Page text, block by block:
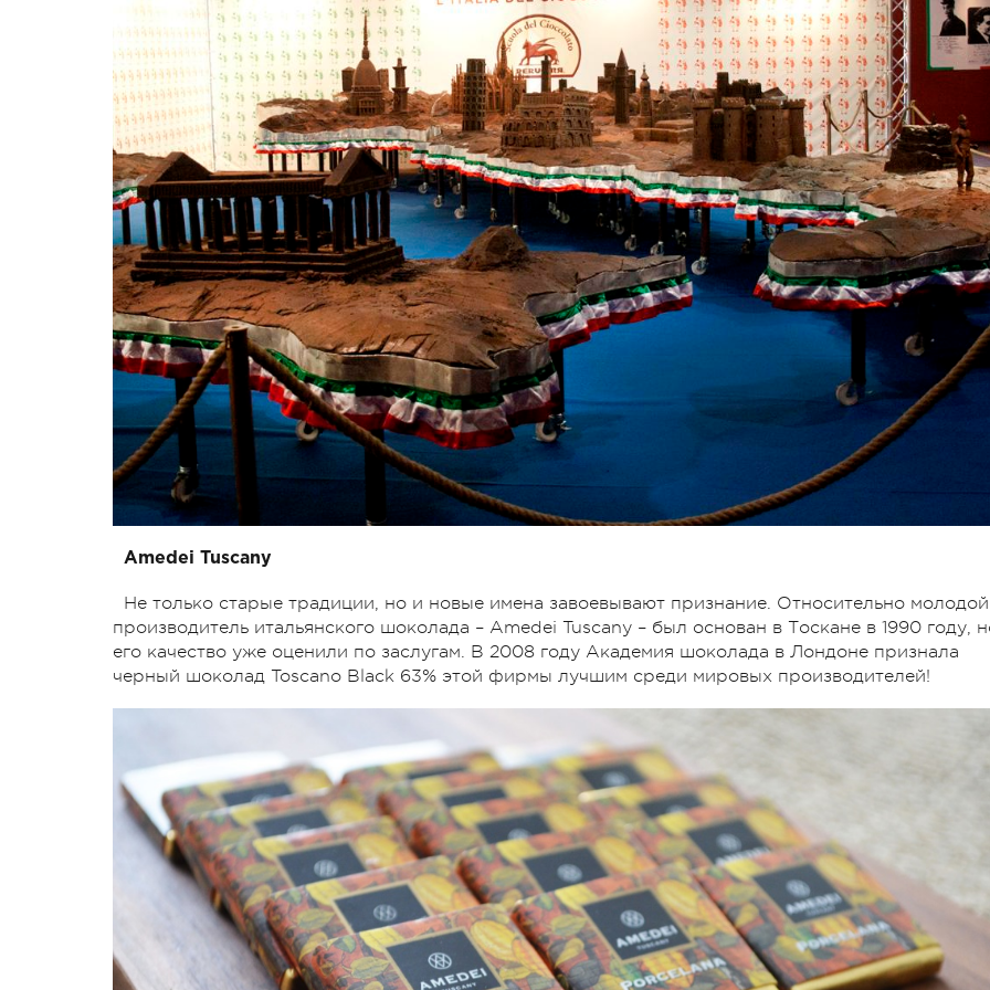
Amedei Tuscany
Не только старые традиции, но и новые имена завоевывают признание. Относительно молодой
производитель итальянского шоколада – Amedei Tuscany – был основан в Тоскане в 1990 году,
его качество уже оценили по заслугам. В 2008 году Академия шоколада в Лондоне признала
черный шоколад Toscano Black 63% этой фирмы лучшим среди мировых производителей!